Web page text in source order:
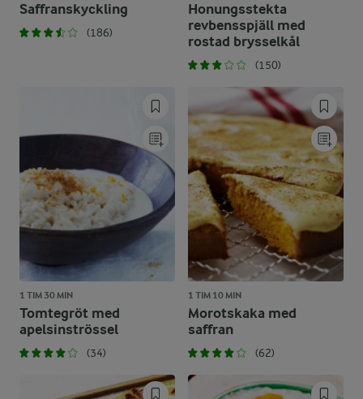
Saffranskyckling
(186)
Honungsstekta
revbensspjäll med
rostad brysselkål
(150)
1 TIM 30 MIN
Tomtegröt med
apelsinströssel
(34)
1 TIM 10 MIN
Morotskaka med
saffran
(62)